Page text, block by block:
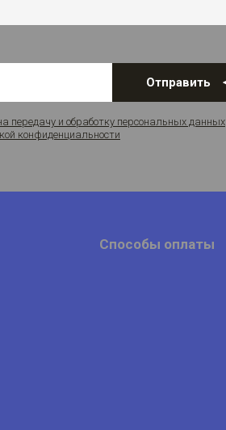
передачу и обработку персональных данных
конфиденциальности
Отправить
Способы оплаты